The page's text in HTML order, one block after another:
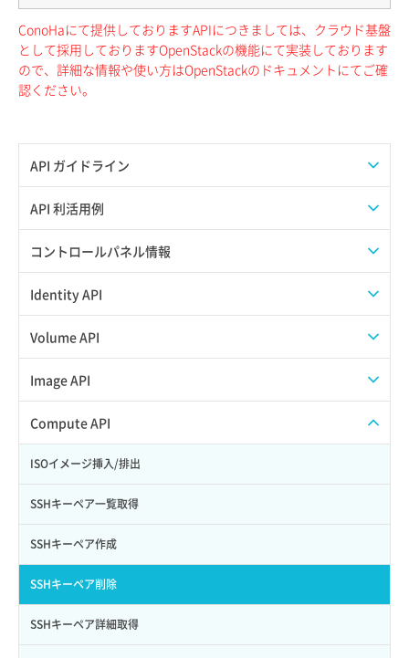
API ガイドライン
APIのご利用について
API 利活用例
APIでAPIサブユーザーを作成する
APIでVPSにISOイメージを挿入する
APIでVPSを作成する
コントロールパネル情報
APIユーザーを作成する
API情報を確認する
Identity API
Credential一覧取得
Credential作成
Credential削除
Credential詳細取得
サブユーザーからロールを紐づけ解除
サブユーザーにロールを紐づけ
サブユーザー一覧取得
サブユーザー作成
Volume API
スナップショット一覧取得
スナップショット作成
スナップショット削除
スナップショット復元
スナップショット詳細一覧取得
スナップショット詳細取得（アイテム指定）
バックアップリストア
Image API
ISOイメージアップロード
ISOイメージ作成
イメージ一覧取得
イメージ保存使用量取得
イメージ保存容量取得
イメージ保存容量変更
Compute API
ISOイメージ挿入/排出
SSHキーペア一覧取得
SSHキーペア作成
SSHキーペア削除
SSHキーペア詳細取得
ConoHaにて提供しておりますAPIにつきましては、クラウド基盤
として採用しておりますOpenStackの機能にて実装しております
ので、詳細な情報や使い方はOpenStackのドキュメントにてご確
認ください。